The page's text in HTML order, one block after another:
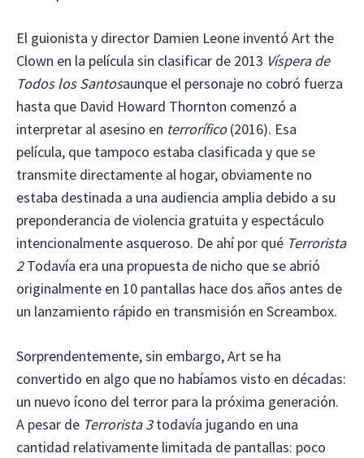
El guionista y director Damien Leone inventó Art the
Clown en la película sin clasificar de 2013 Víspera de
Todos los Santosaunque el personaje no cobró fuerza
hasta que David Howard Thornton comenzó a
interpretar al asesino en terrorífico(2016). Esa
película, que tampoco estaba clasificada y que se
transmite directamente al hogar, obviamente no
estaba destinada a una audiencia amplia debido a su
preponderancia de violencia gratuita y espectáculo
intencionalmente asqueroso. De ahí por qué Terrorista
2Todavía era una propuesta de nicho que se abrió
originalmente en 10 pantallas hace dos años antes de
un lanzamiento rápido en transmisión en Screambox.
Sorprendentemente, sin embargo, Art se ha
convertido en algo que no habíamos visto en décadas:
un nuevo ícono del terror para la próxima generación.
A pesar de Terrorista 3todavía jugando en una
cantidad relativamente limitada de pantallas: poco